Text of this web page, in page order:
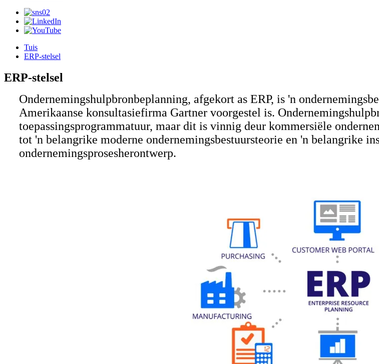
Tuis
ERP-stelsel
ERP-stelsel
Ondernemingshulpbronbeplanning, afgekort as ERP, is 'n
Amerikaanse konsultasiefirma Gartner voorgestel is.
toepassingsprogrammatuur, maar dit is vinnig deur kommersiële
tot 'n belangrike moderne ondernemingsbestuursteorie en 'n belangrike
ondernemingsprosesherontwerp.